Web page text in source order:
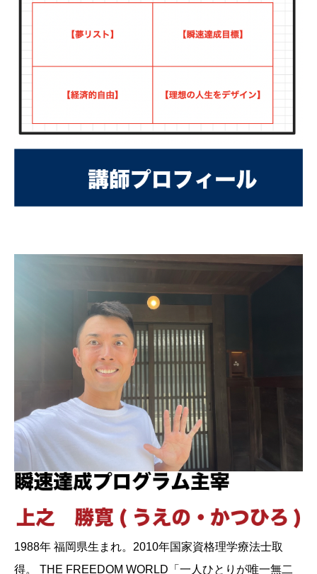
1988年 福岡県生まれ。2010年国家資格理学療法士取
得。 THE FREEDOM WORLD「一人ひとりが唯一無二